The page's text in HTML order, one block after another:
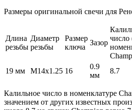
Размеры оригинальной свечи для
Длина
резьбы
Диаметр
резьбы
Размер
ключа
Зазор
число
19 мм M14x1.25 16
0.9
мм
8.7
Калильное число в номенклатуре
значением от других известных